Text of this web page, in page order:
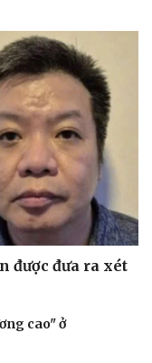
được đưa ra xét
cao" ở